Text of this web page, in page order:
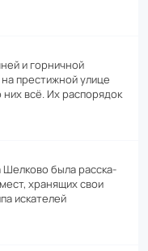
и горни­чной
прес­ти­жной улице
всё. Их распо­рядок
Шелково была расска­
хранящих свои
иска­телей